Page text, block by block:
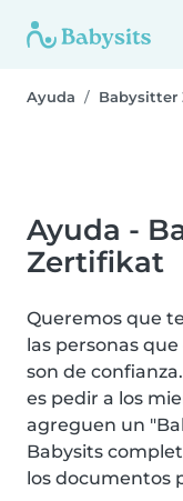
Ayuda Babysitter
Ayuda -
Zertifikat
Queremos que
las personas
son de
es pedir a los
agreguen un
Babysits
los documentos